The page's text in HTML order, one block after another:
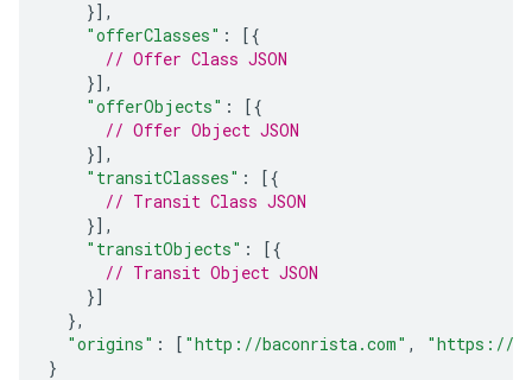
}],
"offerClasses" :
[{
// Offer Class JSON
}],
"offerObjects" :
[{
// Offer Object JSON
}],
"transitClasses" :
[{
// Transit Class JSON
}],
"transitObjects" :
[{
// Transit Object JSON
}]
},
"origins" : [ "http://baconrista.com" ,
"https://
}